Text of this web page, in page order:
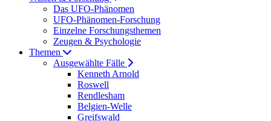
Das UFO-Phänomen
UFO-Phänomen-Forschung
Einzelne Forschungsthemen
Zeugen & Psychologie
Themen
Ausgewählte Fälle
Kenneth Arnold
Roswell
Rendlesham
Belgien-Welle
Greifswald